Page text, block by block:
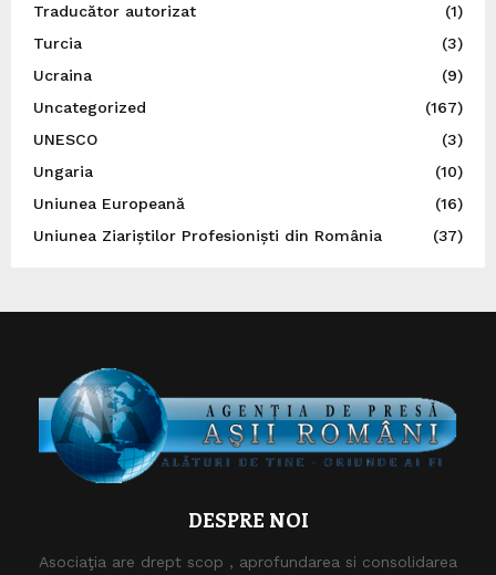
Traducător autorizat
(1)
Turcia
(3)
Ucraina
(9)
Uncategorized
(167)
UNESCO
(3)
Ungaria
(10)
Uniunea Europeană
(16)
Uniunea Ziariștilor Profesioniști din România
(37)
DESPRE NOI
Asociaţia are drept scop , aprofundarea si consolidarea